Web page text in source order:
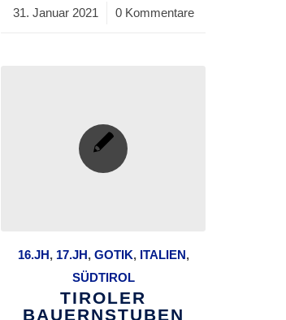
31. Januar 2021
/ 0 Kommentare
16.JH, 17.JH, GOTIK, ITALIEN,
SÜDTIROL
TIROLER
BAUERNSTUBEN